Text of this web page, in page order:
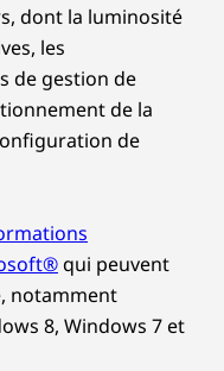
dont la luminosité
les
de gestion de
de la
de
qui peuvent
notamment
8, Windows 7 et